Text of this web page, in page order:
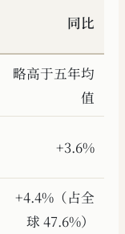
同比
略高于五年均
值
+3.6%
+4.4%（占全
球 47.6%）